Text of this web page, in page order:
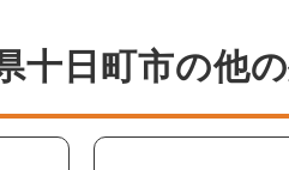
十日町市の他